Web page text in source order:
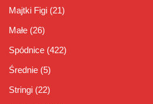
Majtki Figi (21)
Małe (26)
Spódnice (422)
Średnie (5)
Stringi (22)